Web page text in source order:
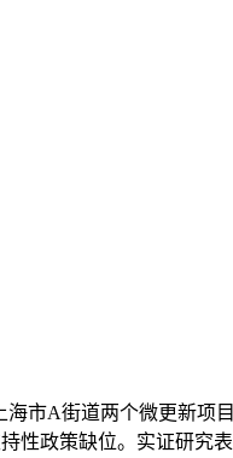
市A街道两个微更新
性政策缺位。实证研究